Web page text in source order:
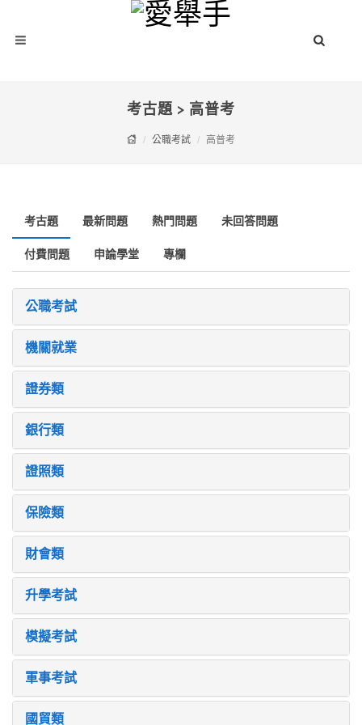
考古題 > 高普考
公職考試 高普考
考古題 最新問題 熱門問題 未回答問題
付費問題 申論學堂 專欄
公職考試
機關就業
證券類
銀行類
證照類
保險類
財會類
升學考試
模擬考試
軍事考試
國貿類